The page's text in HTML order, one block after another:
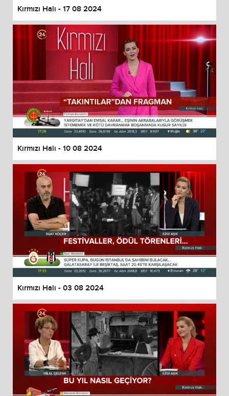
Kırmızı Halı - 17 08 2024
Kırmızı Halı - 10 08 2024
Kırmızı Halı - 03 08 2024